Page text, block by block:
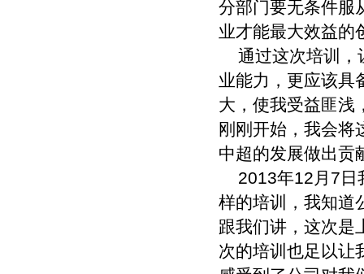
分部门要无条件服
业才能最大效益的
通过这次培训，
业能力，更应该具
大，使我受益匪浅
刚刚开始，我会将
中超的发展做出贡
2013年12月7日
样的培训，我知道
跟我们讲，这次是
次的培训也足以让